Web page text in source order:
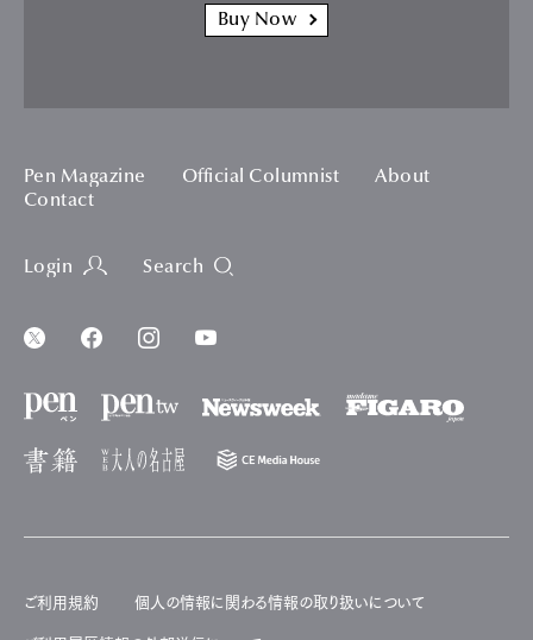
Buy Now
Pen Magazine Official Columnist
About
Contact
Login Search
ご利用規約 個人の情報に関わる情報の取り扱いについて